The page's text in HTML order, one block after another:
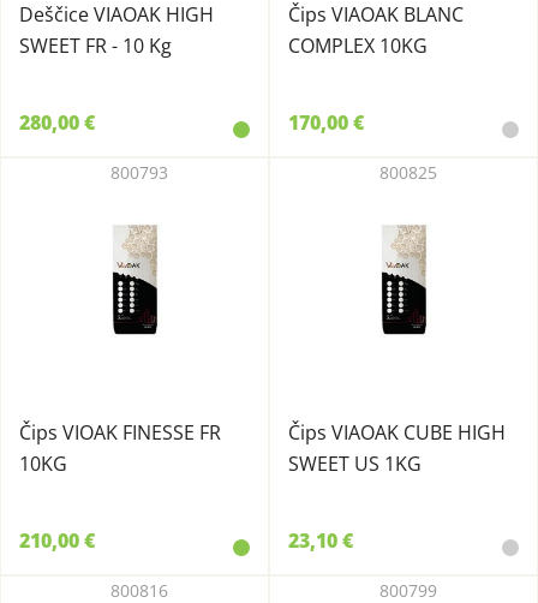
Deščice VIAOAK HIGH
SWEET FR - 10 Kg
280,00 €
Čips VIAOAK BLANC
COMPLEX 10KG
170,00 €
Čips VIOAK FINESSE FR
10KG
800793
210,00 €
Čips VIAOAK CUBE HIGH
SWEET US 1KG
800825
23,10 €
800816 800799